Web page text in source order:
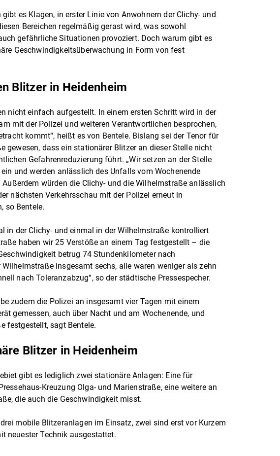
es Klagen, in erster Linie von Anwohnern der Clichy- und
Bereichen regelmäßig gerast wird, was sowohl
gefährliche Situationen provoziert. Doch warum gibt es
Geschwindigkeitsüberwachung in Form von fest
Blitzer in Heidenheim
nicht einfach aufgestellt. In einem ersten Schritt wird in der
mit der Polizei und weiteren Verantwortlichen besprochen,
kommt“, heißt es von Bentele. Bislang sei der Tenor für
gewesen, dass ein stationärer Blitzer an dieser Stelle nicht
Gefahrenreduzierung führt. „Wir setzen an der Stelle
und werden anlässlich des Unfalls vom Wochenende
würden die Clichy- und die Wilhelmstraße anlässlich
nächsten Verkehrsschau mit der Polizei erneut in
so Bentele.
in der Clichy- und einmal in der Wilhelmstraße kontrolliert
haben wir 25 Verstöße an einem Tag festgestellt – die
betrug 74 Stundenkilometer nach
insgesamt sechs, alle waren weniger als zehn
nach Toleranzabzug“, so der städtische Pressespecher.
zudem die Polizei an insgesamt vier Tagen mit einem
gemessen, auch über Nacht und am Wochenende, und
festgestellt, sagt Bentele.
Blitzer in Heidenheim
gibt es lediglich zwei stationäre Anlagen: Eine für
Kreuzung Olga- und Marienstraße, eine weitere an
die auch die Geschwindigkeit misst.
mobile Blitzeranlagen im Einsatz, zwei sind erst vor Kurzem
neuester Technik ausgestattet.